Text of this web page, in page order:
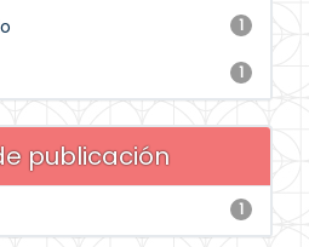
1
1
publicación
1